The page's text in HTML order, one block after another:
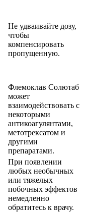
Не удваивайте дозу,
чтобы
компенсировать
пропущенную.
Флемоклав Солютаб
может
взаимодействовать с
некоторыми
антикоагулянтами,
метотрексатом и
другими
препаратами.
При появлении
любых необычных
или тяжелых
побочных эффектов
немедленно
обратитесь к врачу.